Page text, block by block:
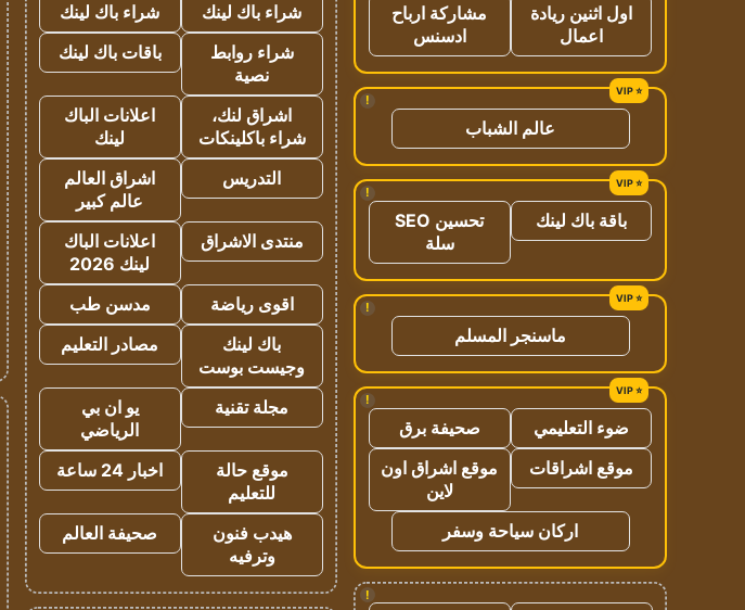
اول اثنين ريادة
اعمال
مشاركة ارباح
ادسنس
!
عالم الشباب
!
باقة باك لينك
تحسين SEO
سلة
!
ماسنجر المسلم
!
ضوء التعليمي
صحيفة برق
موقع اشراقات
موقع اشراق اون
لاين
اركان سياحة وسفر
!
شراء باك لينك
شراء باك لينك
شراء روابط
نصية
باقات باك لينك
اشراق لنك،
شراء باكلينكات
اعلانات الباك
لينك
التدريس
اشراق العالم
عالم كبير
منتدى الاشراق
اعلانات الباك
لينك 2026
اقوى رياضة
مدسن طب
باك لينك
وجيست بوست
مصادر التعليم
مجلة تقنية
يو ان بي
الرياضي
موقع حالة
للتعليم
اخبار 24 ساعة
هيدب فنون
وترفيه
صحيفة العالم